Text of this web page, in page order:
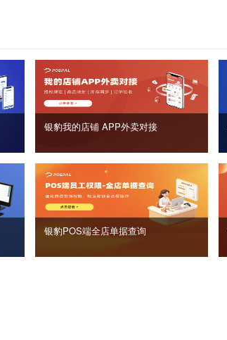
银豹我的店铺 APP外卖对接
银豹POS端全店单据查询